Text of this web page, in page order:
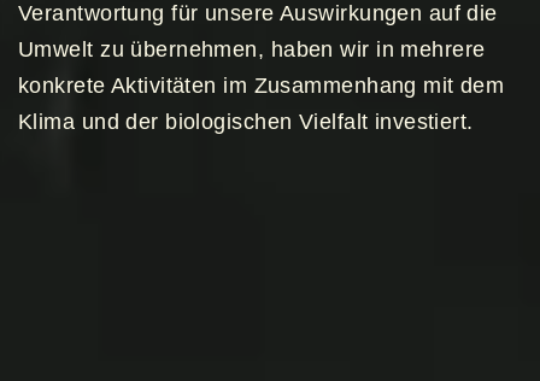
Verantwortung für unsere Auswirkungen auf die
Umwelt zu übernehmen, haben wir in mehrere
konkrete Aktivitäten im Zusammenhang mit dem
Klima und der biologischen Vielfalt investiert.